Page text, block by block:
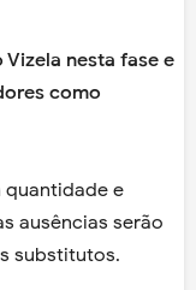
nesta fase e
como
quantidade e
ausências serão
substitutos.